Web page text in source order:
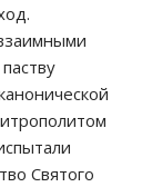
Святого